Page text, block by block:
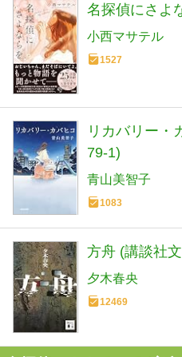
名探偵にさよ
小西マサテル
1527
リカバリー・
79-1)
青山美智子
1083
方舟 (講談社
夕木春央
12469